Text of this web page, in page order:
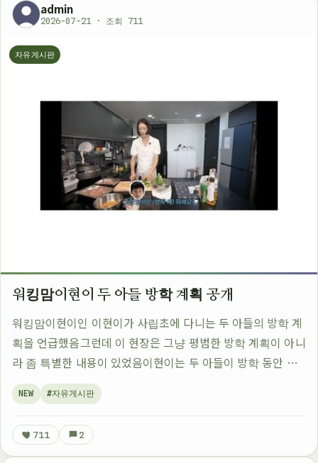
admin
2026-07-21 · 조회 711
자유게시판
워킹맘이현이 두 아들 방학 계획 공개
워킹맘이현이인 이현이가 사립초에 다니는 두 아들의 방학 계
획을 언급했음그런데 이 현장은 그냥 평범한 방학 계획이 아니
라 좀 특별한 내용이 있었음이현이는 두 아들이 방학 동안 학
원에 가지 않고 집에서 자기 주도적으로 공부할 계획이라고 말
했음그리고 놀이터나 공원 같은 곳에…
NEW #자유게시판
711 2